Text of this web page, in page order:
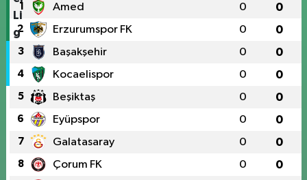
1 Amed 0 0
2 Erzurumspor FK 0 0
3 Başakşehir 0 0
4 Kocaelispor 0 0
5 Beşiktaş 0 0
6 Eyüpspor 0 0
7 Galatasaray 0 0
8 Çorum FK 0 0